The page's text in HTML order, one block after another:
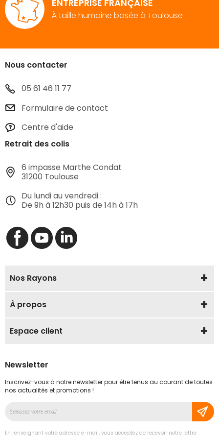
ENTREPRISE FRANÇAISE
À taille humaine basée à Toulouse
Nous contacter
05 61 46 11 77
Formulaire de contact
Centre d'aide
Retrait des colis
6 impasse Marthe Condat
31200 Toulouse
Du lundi au vendredi :
De 9h à 12h30 puis de 14h à 17h
Nos Rayons
À propos
Espace client
Newsletter
Inscrivez-vous à notre newsletter pour être tenus au courant de toutes
nos actualités et promotions !
notre
En renseignant votre adresse e-mail, vous acceptez de recevoir notre lettre